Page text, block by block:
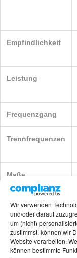
Wir verwenden
und/oder darauf
um (nicht)
zustimmst, können wir
Website verarbeiten.
können bestimmte
Empfindlichkeit
Leistung
Frequenzgang
Trennfrequenzen
Maße
Impedanz